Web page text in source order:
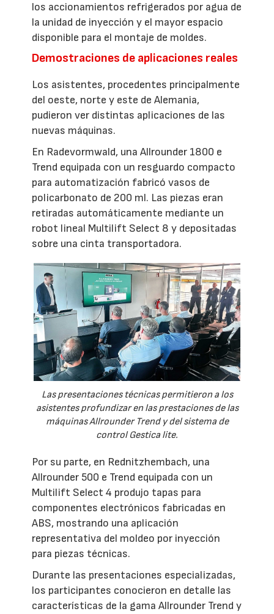
los accionamientos refrigerados por agua de
la unidad de inyección y el mayor espacio
disponible para el montaje de moldes.
Demostraciones de aplicaciones reales
Los asistentes, procedentes principalmente
del oeste, norte y este de Alemania,
pudieron ver distintas aplicaciones de las
nuevas máquinas.
En Radevormwald, una Allrounder 1800 e
Trend equipada con un resguardo compacto
para automatización fabricó vasos de
policarbonato de 200 ml. Las piezas eran
retiradas automáticamente mediante un
robot lineal Multilift Select 8 y depositadas
sobre una cinta transportadora.
Las presentaciones técnicas permitieron a los
asistentes profundizar en las prestaciones de las
máquinas Allrounder Trend y del sistema de
control Gestica lite.
Por su parte, en Rednitzhembach, una
Allrounder 500 e Trend equipada con un
Multilift Select 4 produjo tapas para
componentes electrónicos fabricadas en
ABS, mostrando una aplicación
representativa del moldeo por inyección
para piezas técnicas.
Durante las presentaciones especializadas,
los participantes conocieron en detalle las
características de la gama Allrounder Trend y